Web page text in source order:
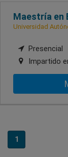
Maestría en
Universidad
Presencial
Impartido
1